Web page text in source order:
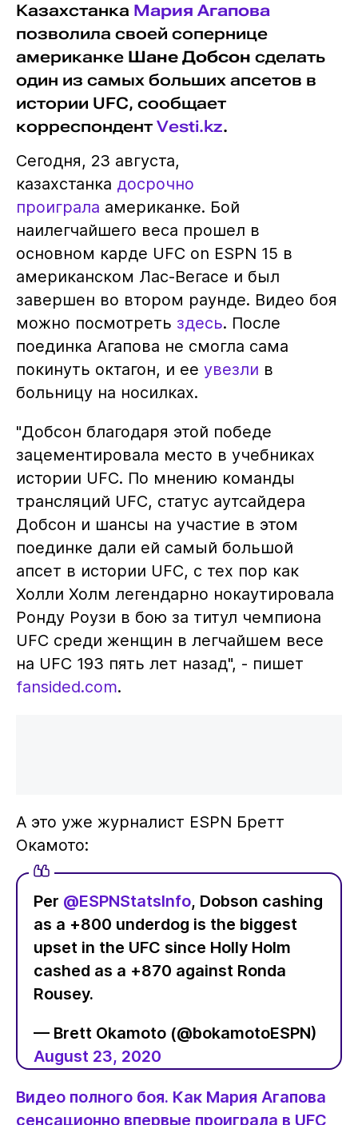
Казахстанка Мария Агапова
позволила своей сопернице
американке Шане Добсон сделать
один из самых больших апсетов в
истории UFC, сообщает
корреспондент Vesti.kz.
Сегодня, 23 августа,
казахстанка досрочно
проиграла американке. Бой
наилегчайшего веса прошел в
основном карде UFC on ESPN 15 в
американском Лас-Вегасе и был
завершен во втором раунде. Видео боя
можно посмотреть здесь. После
поединка Агапова не смогла сама
покинуть октагон, и ее увезли в
больницу на носилках.
"Добсон благодаря этой победе
зацементировала место в учебниках
истории UFC. По мнению команды
трансляций UFC, статус аутсайдера
Добсон и шансы на участие в этом
поединке дали ей самый большой
апсет в истории UFC, с тех пор как
Холли Холм легендарно нокаутировала
Ронду Роузи в бою за титул чемпиона
UFC среди женщин в легчайшем весе
на UFC 193 пять лет назад", - пишет
fansided.com.
А это уже журналист ESPN Бретт
Окамото:
Per @ESPNStatsInfo, Dobson cashing
as a +800 underdog is the biggest
upset in the UFC since Holly Holm
cashed as a +870 against Ronda
Rousey.
— Brett Okamoto (@bokamotoESPN)
August 23, 2020
Видео полного боя. Как Мария Агапова
сенсационно впервые проиграла в UFC